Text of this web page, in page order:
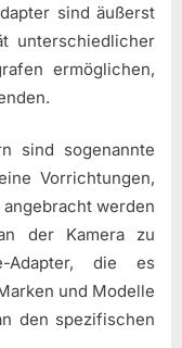
sind äußerst
unterschiedlicher
ermöglichen,
sind sogenannte
Vorrichtungen,
werden
der Kamera zu
Adapter, die es
und Modelle
den spezifischen